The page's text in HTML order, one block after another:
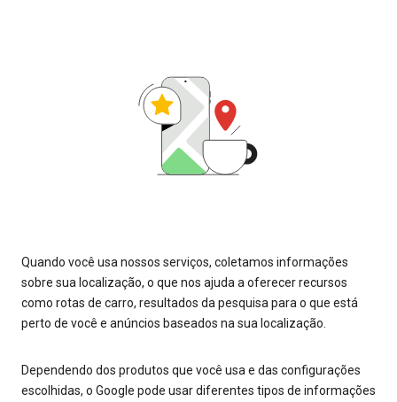
Quando você usa nossos serviços, coletamos informações
sobre sua localização, o que nos ajuda a oferecer recursos
como rotas de carro, resultados da pesquisa para o que está
perto de você e anúncios baseados na sua localização.
Dependendo dos produtos que você usa e das configurações
escolhidas, o Google pode usar diferentes tipos de informações